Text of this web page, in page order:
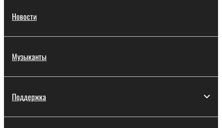
Новости
Музыканты
Поддержка